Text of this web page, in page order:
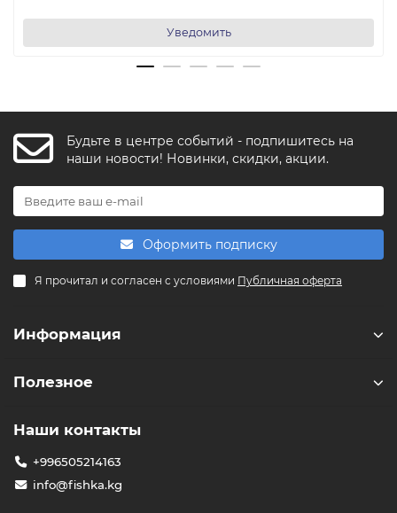
Уведомить
Будьте в центре событий - подпишитесь на
наши новости! Новинки, скидки, акции.
Оформить подписку
Я прочитал и согласен с условиями Публичная оферта
Информация
Полезное
Наши контакты
+996505214163
info@fishka.kg
F FishkaAI
Обычно отвечаем за минуту
Чем можем помочь?